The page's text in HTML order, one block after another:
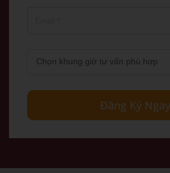
Đăng Ký Ngay